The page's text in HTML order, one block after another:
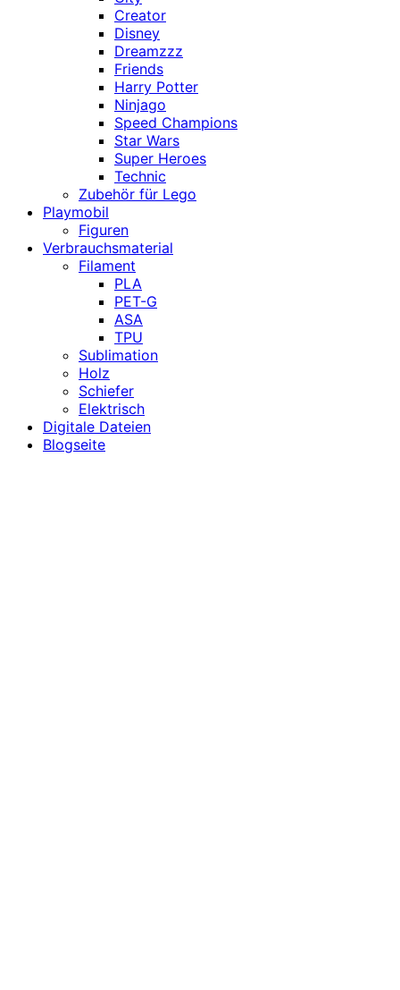
Creator
Disney
Dreamzzz
Friends
Harry Potter
Ninjago
Speed Champions
Star Wars
Super Heroes
Technic
Zubehör für Lego
Playmobil
Figuren
Verbrauchsmaterial
Filament
PLA
PET-G
ASA
TPU
Sublimation
Holz
Schiefer
Elektrisch
Digitale Dateien
Blogseite